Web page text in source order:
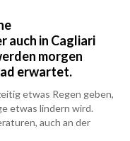
auch in Cagliari
morgen
erwartet.
etwas Regen geben,
etwas lindern wird.
auch an der